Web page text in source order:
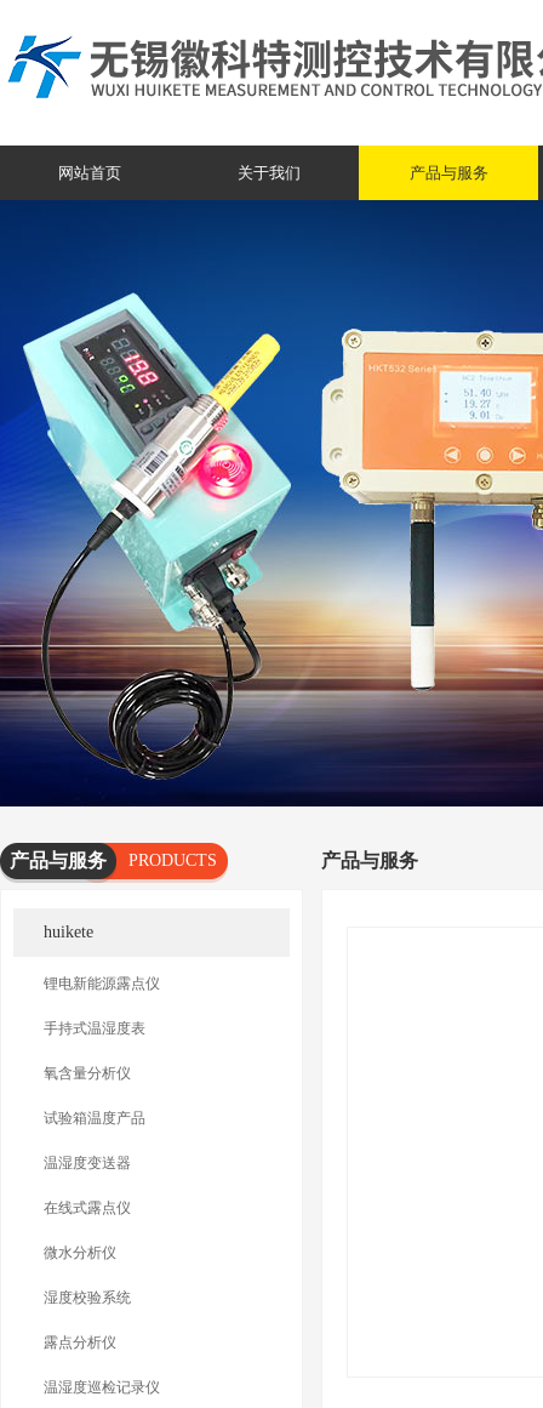
网站首页 关于我们 产品与服务
产品与服务
PRODUCTS
huikete
锂电新能源露点仪
手持式温湿度表
氧含量分析仪
试验箱温度产品
温湿度变送器
在线式露点仪
微水分析仪
湿度校验系统
露点分析仪
温湿度巡检记录仪
产品与服务